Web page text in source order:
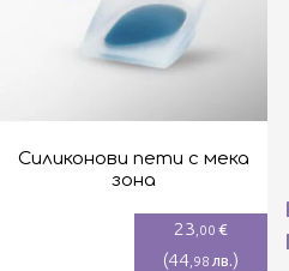
Силиконови пети с мека
зона
23 ,00 €
(44,98 лв.)